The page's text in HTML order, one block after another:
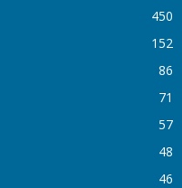
450
152
86
71
57
48
46